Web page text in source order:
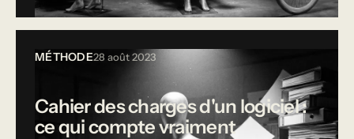
MÉTHODE28 août 2023
Cahier des charges d'un logiciel :
ce qui compte vraiment